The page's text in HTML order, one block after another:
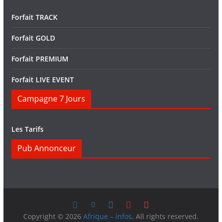
Forfait TRACK
Forfait GOLD
Forfait PREMIUM
Forfait LIVE EVENT
Campagne 7 Jours
Les Tarifs
Pub Annonceur
Copyright © 2026 Afrique – infos. All rights reserved.